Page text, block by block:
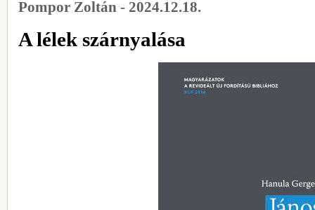
Pompor Zoltán - 2024.12.18.
A lélek szárnyalása